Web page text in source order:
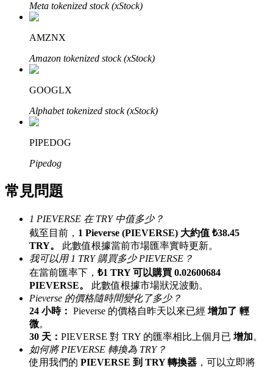
合夥人計劃
邀请好友
邀請朋友獲得現金獎勵
Meta tokenized stock (xStock)
AMZNX
Amazon tokenized stock (xStock)
GOOGLX
Alphabet tokenized stock (xStock)
PIPEDOG
Pipedog
常見問題
1 PIEVERSE 在 TRY 中值多少？
截至目前， 1 Pieverse (PIEVERSE) 大約值 ₺38.45
TRY。
此數值根據當前市場匯率實時更新。
我可以用 1 TRY 購買多少 PIEVERSE？
在當前匯率下， ₺1 TRY 可以購買 0.02600684
PIEVERSE。
此數值根據市場狀況波動。
Pieverse 的價格隨時間變化了多少？
24 小時： Pieverse 的價格自昨天以來已經 增加了 輕
微。
30 天： PIEVERSE 對 TRY 的匯率相比上個月已 增加。
如何將 PIEVERSE 轉換為 TRY？
使用我們的 PIEVERSE 到 TRY 轉換器 ，可以立即將